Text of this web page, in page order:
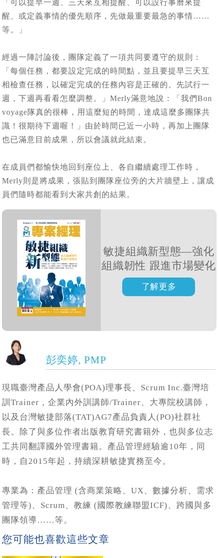
「可以提早一週、三天來互相提醒、可以設行事曆來提
醒、或定義事情的優先順序，先做最重要最急的事情……
等。」
經過一陣討論後，團隊定義了一項共同要遵守的規則：
「每個任務，都要設定完成的時間點，並且要提早三天互
相檢查任務，以確定完成的任務內容是正確的。先試行一
週，下週再看看怎麼調整。」Merly滿意地說：「我們Bon
voyage隊真的很棒，用這麼短的時間，達成這麼多團隊共
識！很期待下週喔！」由於時間已近一小時，再加上團隊
也已滿意目前成果，所以會議就此結束。
在成員們都愉快地回到座位上、各自繼續處理工作時，
Merly則是將成果，張貼到團隊座位旁的大片牆壁上，讓成
員們隨時都能看到大家共創的結果。
敏捷組織新型態—強化
組織韌性 跟進市場變化
彭奕婷, PMP
現職臺灣產品人學會(POA)理事長、Scrum Inc.臺灣培
訓Trainer，企業內外訓講師/Trainer、大專院校講師，
以及台灣敏捷部落(TAT)AG7產品負責人(PO)社群社
長。除了與多位作者出版教育研究書籍外，也與多位志
工共同翻譯國外管理書籍。產品管理經驗逾10年，同
時，自2015年起，持續深耕敏捷實務至今。
專業為：產品管理 (含商業策略、UX、數據分析、需求
管理等)、Scrum、教練 (國際教練聯盟ICF)、跨國與多
團隊領導……等。
您可能也喜歡這些文章